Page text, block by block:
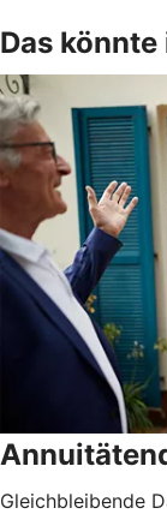
Das
Gleichbleibende